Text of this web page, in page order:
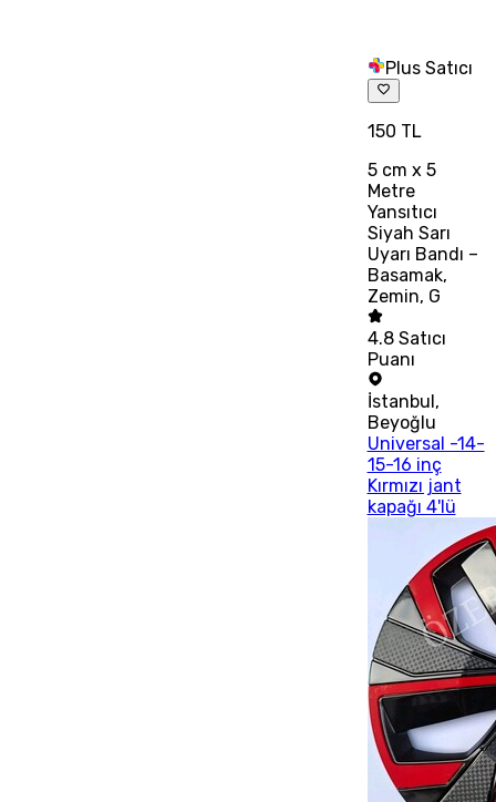
Plus Satıcı
150 TL
5 cm x 5
Metre
Yansıtıcı
Siyah Sarı
Uyarı Bandı –
Basamak,
Zemin, G
4.8 Satıcı
Puanı
İstanbul ,
Beyoğlu
Universal -14-
15-16 inç
Kırmızı jant
kapağı 4'lü